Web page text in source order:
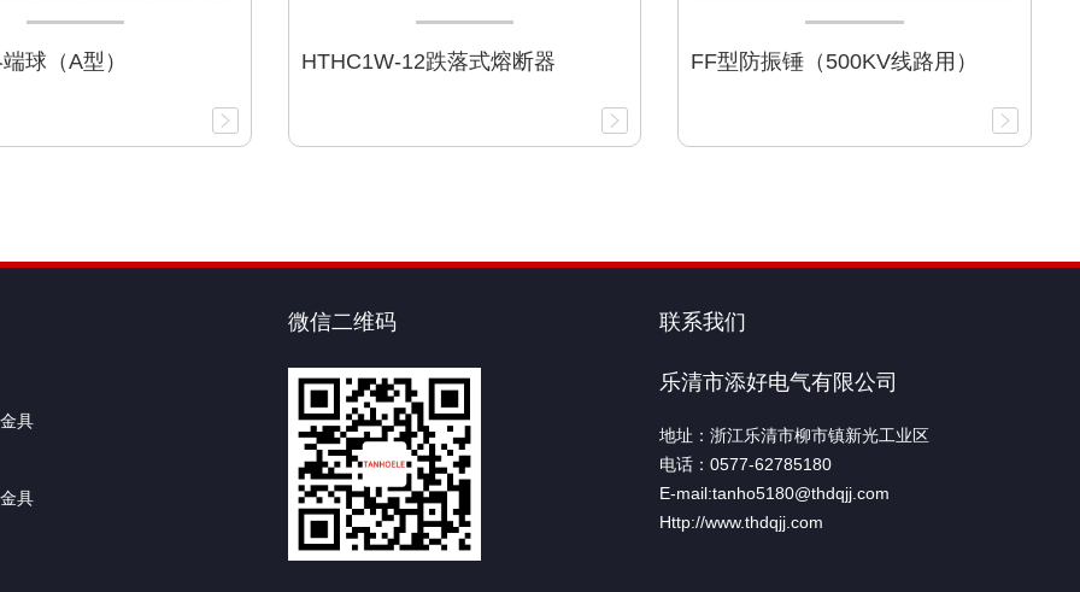
球（A型） HTHC1W-12跌落式熔断器 FF型防振锤（500KV线路用）
具
具
微信二维码 联系我们
乐清市添好电气有限公司
地址：浙江乐清市柳市镇新光工业区
电话：0577-62785180
E-mail:tanho5180@thdqjj.com
Http://www.thdqjj.com